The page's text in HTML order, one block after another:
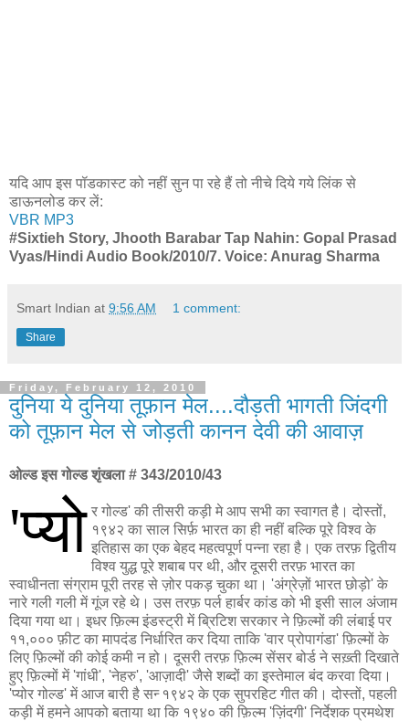
यदि आप इस पॉडकास्ट को नहीं सुन पा रहे हैं तो नीचे दिये गये लिंक से
डाऊनलोड कर लें:
VBR MP3
#Sixtieh Story, Jhooth Barabar Tap Nahin: Gopal Prasad
Vyas/Hindi Audio Book/2010/7. Voice: Anurag Sharma
Smart Indian at 9:56 AM 1 comment:
Share
Friday, February 12, 2010
दुनिया ये दुनिया तूफ़ान मेल....दौड़ती भागती जिंदगी
को तूफ़ान मेल से जोड़ती कानन देवी की आवाज़
ओल्ड इस गोल्ड शृंखला # 343/2010/43
'प्यो र गोल्ड' की तीसरी कड़ी मे आप सभी का स्वागत है। दोस्तों,
१९४२ का साल सिर्फ़ भारत का ही नहीं बल्कि पूरे विश्व के
इतिहास का एक बेहद महत्वपूर्ण पन्ना रहा है। एक तरफ़ द्वितीय
विश्व युद्ध पूरे शबाब पर थी, और दूसरी तरफ़ भारत का
स्वाधीनता संग्राम पूरी तरह से ज़ोर पकड़ चुका था। 'अंग्रेज़ों भारत छोड़ो' के
नारे गली गली में गूंज रहे थे। उस तरफ़ पर्ल हार्बर कांड को भी इसी साल अंजाम
दिया गया था। इधर फ़िल्म इंडस्ट्री में ब्रिटिश सरकार ने फ़िल्मों की लंबाई पर
११,००० फ़ीट का मापदंड निर्धारित कर दिया ताकि 'वार प्रोपागंडा' फ़िल्मों के
लिए फ़िल्मों की कोई कमी न हो। दूसरी तरफ़ फ़िल्म सेंसर बोर्ड ने सख़्ती दिखाते
हुए फ़िल्मों में 'गांधी', 'नेहरु', 'आज़ादी' जैसे शब्दों का इस्तेमाल बंद करवा दिया।
'प्योर गोल्ड' में आज बारी है सन्‍ १९४२ के एक सुपरहिट गीत की। दोस्तों, पहली
कड़ी में हमने आपको बताया था कि १९४० की फ़िल्म 'ज़िंदगी' निर्देशक प्रमथेश